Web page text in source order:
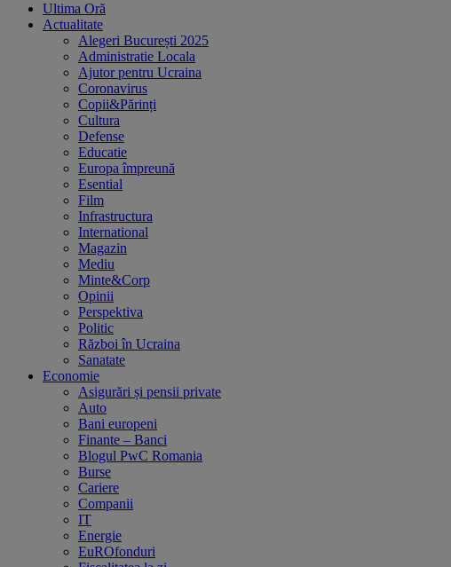
Ultima Oră
Actualitate
Alegeri București 2025
Administratie Locala
Ajutor pentru Ucraina
Coronavirus
Copii&Părinți
Cultura
Defense
Educatie
Europa împreună
Esential
Film
Infrastructura
International
Magazin
Mediu
Minte&Corp
Opinii
Perspektiva
Politic
Război în Ucraina
Sanatate
Economie
Asigurări și pensii private
Auto
Bani europeni
Finante – Banci
Blogul PwC Romania
Burse
Cariere
Companii
IT
Energie
EuROfonduri